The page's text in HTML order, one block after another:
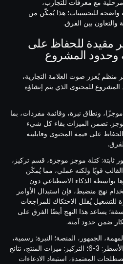
مع معرفات للتجارب،
واضحة للتحسينات؛ هذا يُمكّن من
والتعاون بين الفرق.
مقيدة للحفاظ على
وحدود المشروع
منظم يُعزز صوت العلامة التجارية،
للمحتوى الذي يتم إنشاؤه
ونطاق نبرة، وقائمة مفردات، بما
تضمن الميزات بقاء كل شيء
الحفاظ على قيمة المحتوى وقابليته
ثابتة: كتلة موجز موجزة، قسم تركيز،
قويًا ولكنه عملي، مما يُمكّن
بواسطة الذكاء الاصطناعي دون
نهج منضبط، فإن استبدال الأوامر
يُقلل الاحتكاك للمراجعات
يساعد هذا النهج أيضًا الفرق على
ضمن حدود آمنة.
الجمهور، المنصة؛ النبرة: رسمية،
عملية؛ الطول: حتى 250 كلمة؛ الأسطر: 3-6؛ التركيز: ميزات المنتج، نتائج
المعتمدة، استبعاد الادعاءات